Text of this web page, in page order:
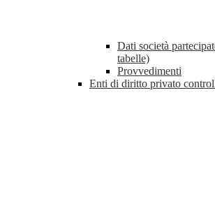
Dati società
tabelle)
Provvedimenti
Enti di diritto privato